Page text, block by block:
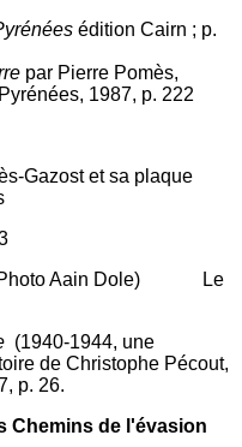
édition Cairn ; p.
par Pierre Pomès,
1987, p. 222
et sa plaque
Aain Dole) Le
(1940-1944, une
de Christophe Pécout,
p. 26.
Chemins de l'évasion